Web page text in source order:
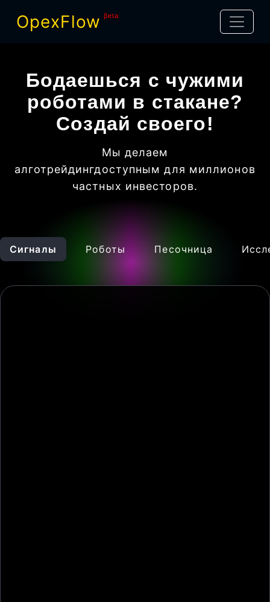
OpexFlow βeta
Бодаешься с чужими
роботами в стакане?
Создай своего!
Мы делаем
алготрейдингдоступным для миллионов
частных инвесторов.
Сигналы Роботы Песочница